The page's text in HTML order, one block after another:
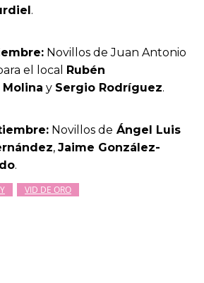
.
Novillos de Juan Antonio
el local Rubén
y Sergio Rodríguez.
Novillos de Ángel
Luis
, Jaime González-
.
VID DE ORO